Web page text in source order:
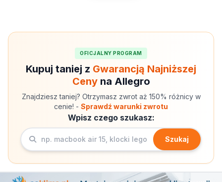
OFICJALNY PROGRAM
Kupuj taniej z Gwarancją Najniższej
Cenyna Allegro
Znajdziesz taniej? Otrzymasz zwrot aż 150% różnicy w
cenie! - Sprawdź warunki zwrotu
Wpisz czego szukasz:
Szukaj